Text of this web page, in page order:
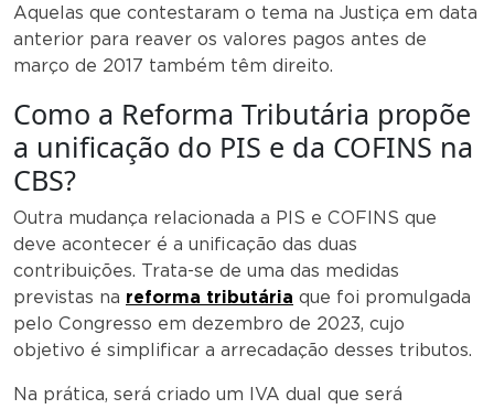
Aquelas que contestaram o tema na Justiça em data
anterior para reaver os valores pagos antes de
março de 2017 também têm direito.
Como a Reforma Tributária propõe
a unificação do PIS e da COFINS na
CBS?
Outra mudança relacionada a PIS e COFINS que
deve acontecer é a unificação das duas
contribuições. Trata-se de uma das medidas
previstas na reforma tributária que foi promulgada
pelo Congresso em dezembro de 2023, cujo
objetivo é simplificar a arrecadação desses tributos.
Na prática, será criado um IVA dual que será